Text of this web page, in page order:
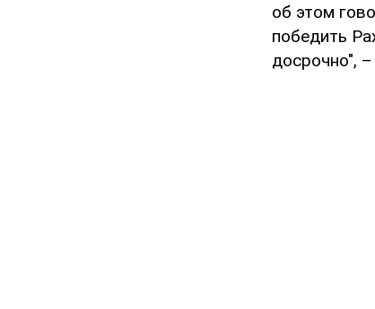
об этом
победить
досрочно", –